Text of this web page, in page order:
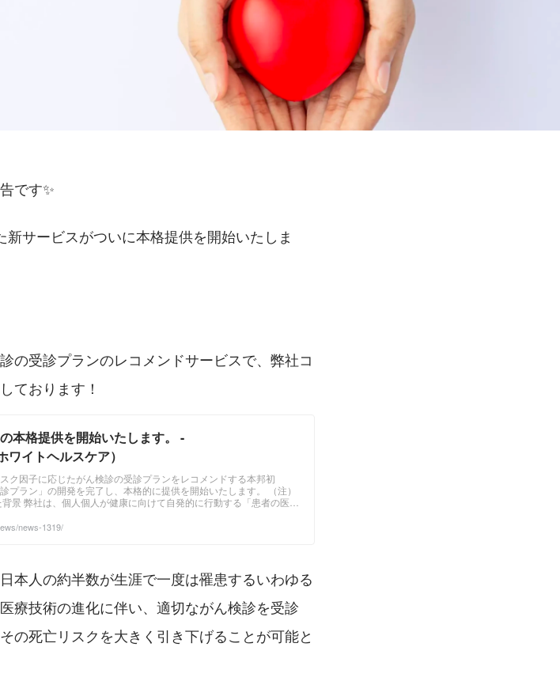
です✨
サービスがついに本格提供を開始いたしま
の受診プランのレコメンドサービスで、弊社コ
ております！
本格提供を開始いたします。 -
イトヘルスケア）
ク因子に応じたがん検診の受診プランをレコメンドする本邦初
プラン」の開発を完了し、本格的に提供を開始いたします。 （注）
景 弊社は、個人個人が健康に向けて自発的に行動する「患者の医療
提供して参りました。
news-1319/
本人の約半数が生涯で一度は罹患するいわゆる
療技術の進化に伴い、適切ながん検診を受診
の死亡リスクを大きく引き下げることが可能と